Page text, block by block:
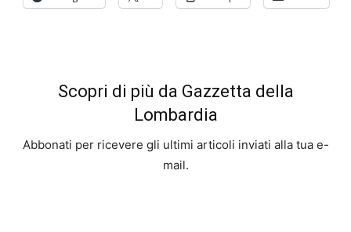
Scopri di più da Gazzetta della
Lombardia
Abbonati per ricevere gli ultimi articoli inviati alla tua e-
mail.